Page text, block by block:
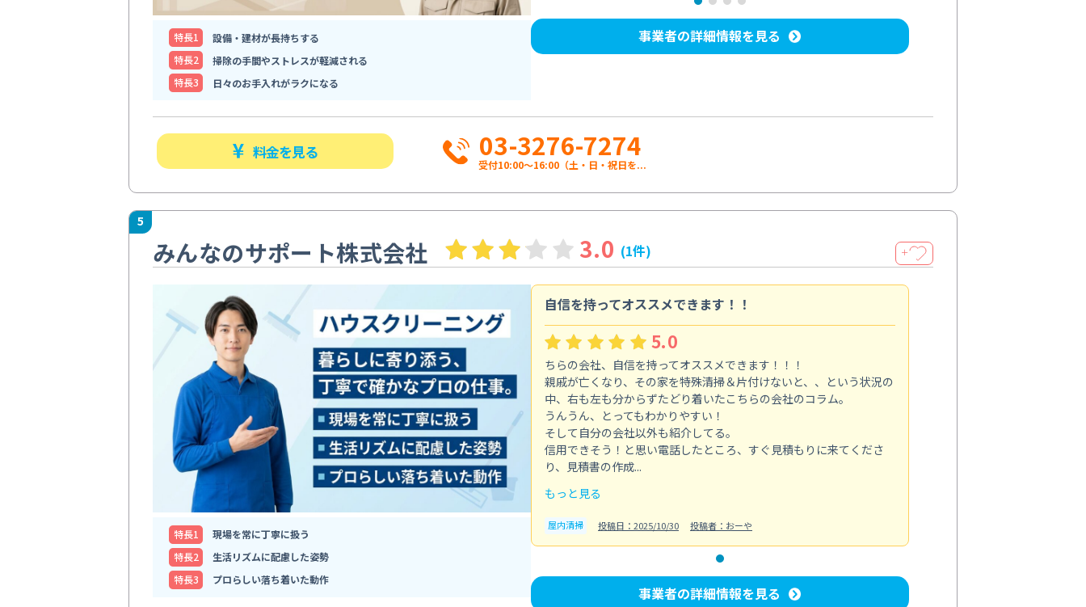
特⻑1
設備・建材が長持ちする
特⻑2
掃除の手間やストレスが軽減される
特⻑3
日々のお手入れがラクになる
事業者の詳細情報を見る
料金を見る 03-3276-7274
受付10:00〜16:00（土・日・祝日を...
5
みんなのサポート株式会社 3.0 (1件) ＋
特⻑1
現場を常に丁寧に扱う
特⻑2
生活リズムに配慮した姿勢
特⻑3
プロらしい落ち着いた動作
自信を持ってオススメできます！！
5.0
ちらの会社、自信を持ってオススメできます！！！
親戚が亡くなり、その家を特殊清掃＆片付けないと、、という状況の
中、右も左も分からずたどり着いたこちらの会社のコラム。
うんうん、とってもわかりやすい！
そして自分の会社以外も紹介してる。
信用できそう！と思い電話したところ、すぐ見積もりに来てくださ
り、見積書の作成...
もっと見る
屋内清掃 投稿日：2025/10/30 投稿者：おーや
事業者の詳細情報を見る